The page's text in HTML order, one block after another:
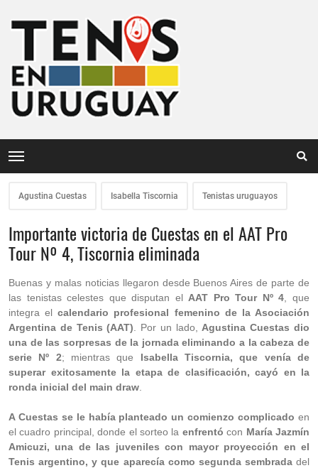
Agustina Cuestas Isabella Tiscornia Tenistas uruguayos
Importante victoria de Cuestas en el AAT Pro
Tour Nº 4, Tiscornia eliminada
Buenas y malas noticias llegaron desde Buenos Aires de parte de
las tenistas celestes que disputan el AAT Pro Tour Nº 4 , que
integra elcalendario profesional femenino de la Asociación
Argentina de Tenis (AAT) . Por un lado, Agustina Cuestas dio
una de las sorpresas de la jornada eliminando a la cabeza de
serie Nº 2; mientras que Isabella Tiscornia, que venía de
superar exitosamente la etapa de clasificación, cayó en la
ronda inicial del main draw
A Cuestas se le había planteado un comienzo complicado en
el cuadro principal, donde el sorteo la enfrentó con María Jazmín
Amicuzi, una de las juveniles con mayor proyección en el
Tenis argentino, y que aparecía como segunda sembradadel